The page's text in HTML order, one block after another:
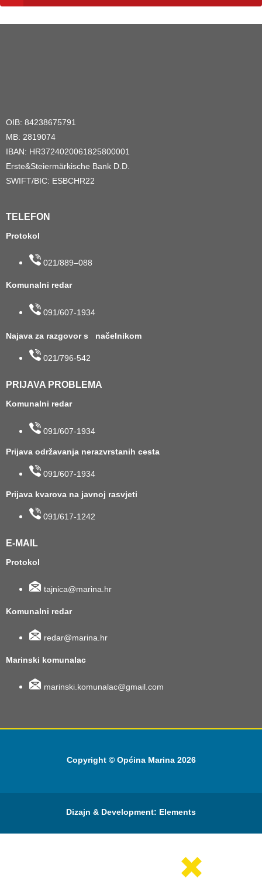
OIB: 84238675791
MB: 2819074
IBAN: HR3724020061825800001
Erste&Steiermärkische Bank D.D.
SWIFT/BIC: ESBCHR22
TELEFON
Protokol
021/889–088
Komunalni redar
091/607-1934
Najava za razgovor s načelnikom
021/796-542
PRIJAVA PROBLEMA
Komunalni redar
091/607-1934
Prijava održavanja nerazvrstanih cesta
091/607-1934
Prijava kvarova na javnoj rasvjeti
091/617-1242
E-MAIL
Protokol
tajnica@marina.hr
Komunalni redar
redar@marina.hr
Marinski komunalac
marinski.komunalac@gmail.com
Copyright © Općina Marina 2026
Dizajn & Development: Elements